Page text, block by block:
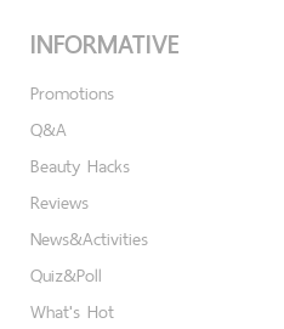
INFORMATIVE
Promotions
Q&A
Beauty Hacks
Reviews
News&Activities
Quiz&Poll
What's Hot